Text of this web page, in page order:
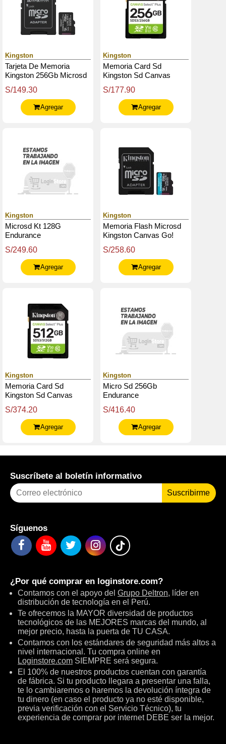
Kingston
Tarjeta De Memoria
Kingston 256Gb Microsd
-150Mb / Seg - Uhs-I
Clase 10
S/149.30
Agregar
Kingston
Memoria Card Sd
Kingston Sd Canvas
Categoría De Velocidad:
Uhs-I / U1 / V10
S/177.90
Agregar
Kingston
Microsd Kt 128G
Endurance
S/249.60
Agregar
Kingston
Memoria Flash Microsd
Kingston Canvas Go!
Adaptador Sd
S/258.60
Agregar
Kingston
Memoria Card Sd
Kingston Sd Canvas
Categoría De Velocidad:
Uhs-I / U3 / V30
S/374.20
Agregar
Kingston
Micro Sd 256Gb
Endurance
S/416.40
Agregar
Suscríbete al boletín informativo
Suscribirme
Síguenos
¿Por qué comprar en loginstore.com?
Contamos con el apoyo del Grupo Deltron, líder en
distribución de tecnología en el Perú.
Te ofrecemos la MAYOR diversidad de productos
tecnológicos de las MEJORES marcas del mundo, al
mejor precio, hasta la puerta de TU CASA.
Contamos con los estándares de seguridad más altos a
nivel internacional. Tu compra online en
Loginstore.com SIEMPRE será segura.
El 100% de nuestros productos cuentan con garantía
de fábrica. Si tu producto llegara a presentar una falla,
te lo cambiaremos o haremos la devolución íntegra de
tu dinero (en caso el producto ya no esté disponible,
previa verificación con el Servicio Técnico), tu
experiencia de comprar por internet DEBE ser la mejor.